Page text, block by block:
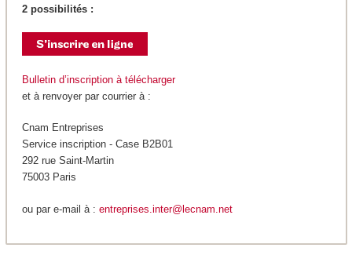
2 possibilités :
Bulletin d’inscription à télécharger
et à renvoyer par courrier à :
Cnam Entreprises
Service inscription - Case B2B01
292 rue Saint-Martin
75003 Paris
ou par e-mail à : entreprises.inter@lecnam.net